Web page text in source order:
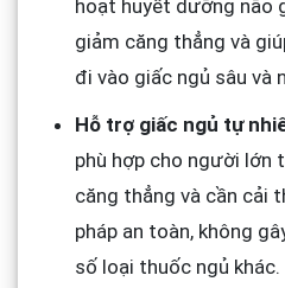
hoạt huyết dưỡng não
giảm căng thẳng và
đi vào giấc ngủ sâu và
Hỗ trợ giấc ngủ tự
phù hợp cho người lớn
căng thẳng và cần cải
pháp an toàn, không
số loại thuốc ngủ khác.